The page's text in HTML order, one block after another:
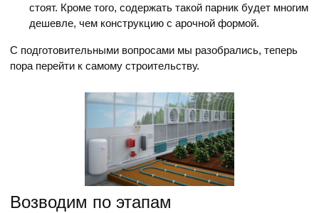
стоят. Кроме того, содержать такой парник будет многим
дешевле, чем конструкцию с арочной формой.
С подготовительными вопросами мы разобрались, теперь
пора перейти к самому строительству.
Возводим по этапам